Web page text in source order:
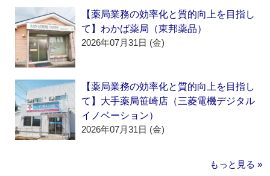
【薬局業務の効率化と質的向上を目指し
て】わかば薬局（東邦薬品）
2026年07月31日 (金)
【薬局業務の効率化と質的向上を目指し
て】大手薬局笹崎店（三菱電機デジタル
イノベーション）
2026年07月31日 (金)
もっと見る »